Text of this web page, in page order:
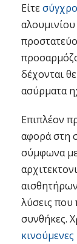
Είτε
αλουμινίου
δέχονται
ασύρματα
Επιπλέον
αφορά στη
σύμφωνα με
λύσεις που
συνθήκες.
κινούμενες